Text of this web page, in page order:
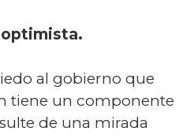
optimista.
al gobierno que
tiene un componente
de una mirada